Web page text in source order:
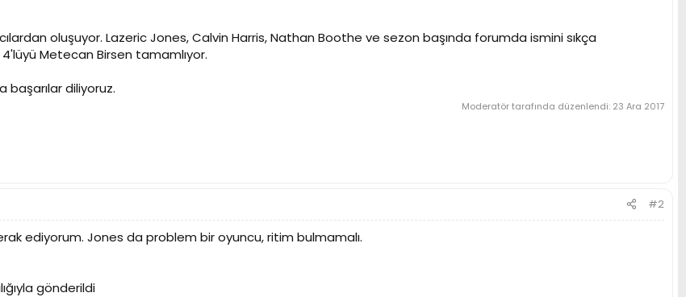
oluşuyor. Lazeric Jones, Calvin Harris, Nathan Boothe ve sezon başında forumda ismini sıkça
Metecan Birsen tamamlıyor.
diliyoruz.
Moderatör tarafında düzenlendi: 23 Ara 2017
#2
ediyorum. Jones da problem bir oyuncu, ritim bulmamalı.
gönderildi